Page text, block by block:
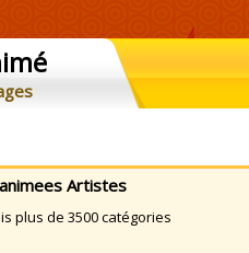
Artistes
plus de 3500 catégories